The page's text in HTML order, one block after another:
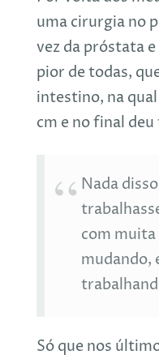
uma cirurgia no
vez da próstata
pior de todas,
intestino, na
cm e no final
Nada
com
mudando,
Só que nos